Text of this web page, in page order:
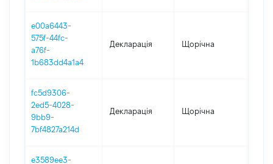
e00a6443-
575f-44fc-
a76f-
1b683dd4a1a4
Декларація Щорічна
fc5d9306-
2ed5-4028-
9bb9-
7bf4827a214d
Декларація Щорічна
e3589ee3-